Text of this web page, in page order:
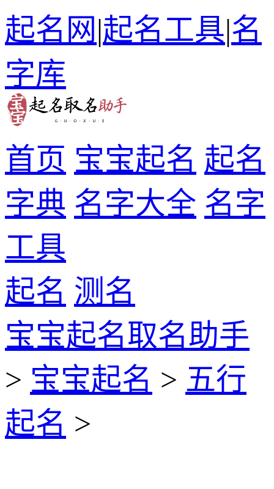
起名网|起名工具|名
字库
首页 宝宝起名 起名
字典 名字大全 名字
工具
起名 测名
宝宝起名取名助手
> 宝宝起名 > 五行
起名 >